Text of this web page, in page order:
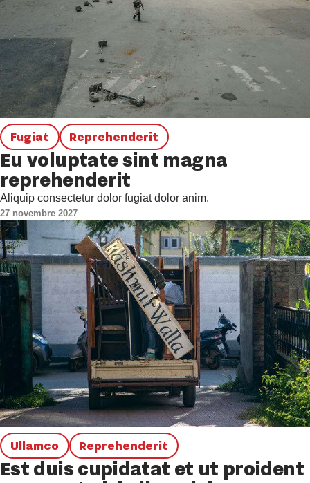
Fugiat Reprehenderit
Eu voluptate sint magna
reprehenderit
Aliquip consectetur dolor fugiat dolor anim.
27 novembre 2027
Ullamco Reprehenderit
Est duis cupidatat et ut proident